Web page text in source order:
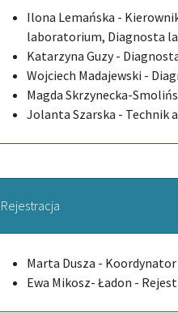
Ilona Lemańska -
laboratorium, Diagnosta
Katarzyna Guzy -
Wojciech Madajewski -
Magda Skrzynecka-
Jolanta Szarska - Technik
Rejestracja
Marta Dusza -
Ewa Mikosz- Ładon -